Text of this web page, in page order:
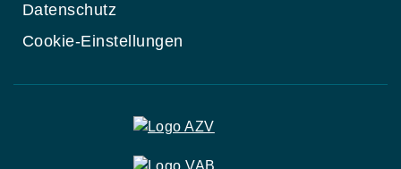
Datenschutz
Cookie-Einstellungen